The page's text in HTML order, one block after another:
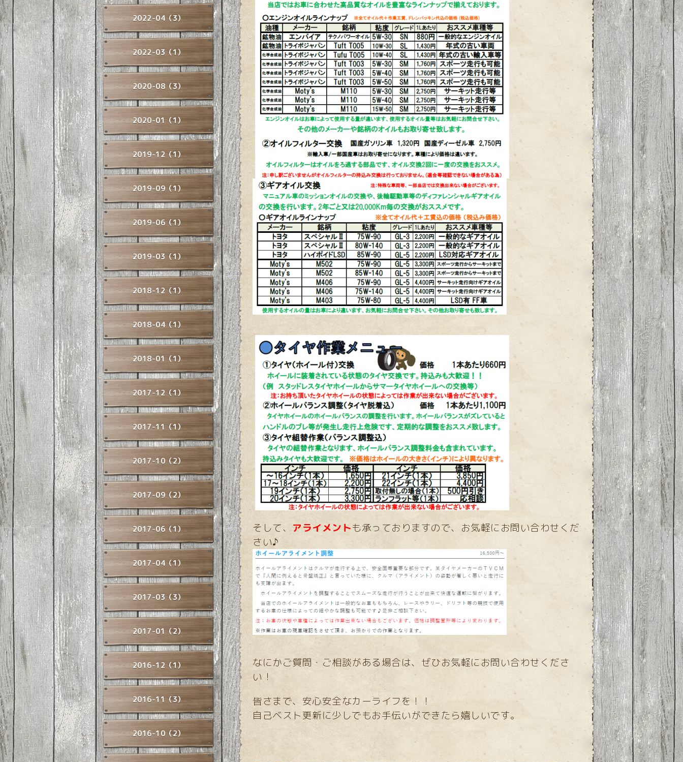
そして、アライメントも承っておりますので、お気軽にお問い合わせくだ
さい♪
なにかご質問・ご相談がある場合は、ぜひお気軽にお問い合わせくださ
い！
皆さまで、安心安全なカーライフを！！
自己ベスト更新に少しでもお手伝いができたら嬉しいです。
2022-04（3）
2022-03（1）
2020-08（3）
2020-01（1）
2019-12（1）
2019-09（1）
2019-06（1）
2019-03（1）
2018-12（1）
2018-04（1）
2018-01（1）
2017-12（1）
2017-11（1）
2017-10（2）
2017-09（2）
2017-06（1）
2017-04（1）
2017-03（3）
2017-01（2）
2016-12（1）
2016-11（3）
2016-10（2）